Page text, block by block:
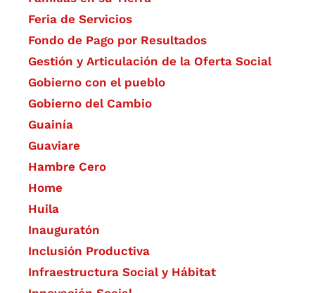
Feria de Servicios
Fondo de Pago por Resultados
Gestión y Articulación de la Oferta Social
Gobierno con el pueblo
Gobierno del Cambio
Guainía
Guaviare
Hambre Cero
Home
Huila
Inauguratón
Inclusión Productiva
Infraestructura Social y Hábitat